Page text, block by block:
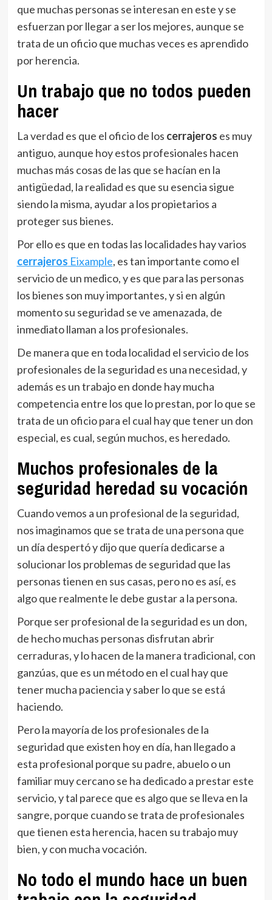
que muchas personas se interesan en este y se
esfuerzan por llegar a ser los mejores, aunque se
trata de un oficio que muchas veces es aprendido
por herencia.
Un trabajo que no todos pueden
hacer
La verdad es que el oficio de los cerrajeros es muy
antiguo, aunque hoy estos profesionales hacen
muchas más cosas de las que se hacían en la
antigüedad, la realidad es que su esencia sigue
siendo la misma, ayudar a los propietarios a
proteger sus bienes.
Por ello es que en todas las localidades hay varios
cerrajeros Eixample, es tan importante como el
servicio de un medico, y es que para las personas
los bienes son muy importantes, y si en algún
momento su seguridad se ve amenazada, de
inmediato llaman a los profesionales.
De manera que en toda localidad el servicio de los
profesionales de la seguridad es una necesidad, y
además es un trabajo en donde hay mucha
competencia entre los que lo prestan, por lo que se
trata de un oficio para el cual hay que tener un don
especial, es cual, según muchos, es heredado.
Muchos profesionales de la
seguridad heredad su vocación
Cuando vemos a un profesional de la seguridad,
nos imaginamos que se trata de una persona que
un día despertó y dijo que quería dedicarse a
solucionar los problemas de seguridad que las
personas tienen en sus casas, pero no es así, es
algo que realmente le debe gustar a la persona.
Porque ser profesional de la seguridad es un don,
de hecho muchas personas disfrutan abrir
cerraduras, y lo hacen de la manera tradicional, con
ganzúas, que es un método en el cual hay que
tener mucha paciencia y saber lo que se está
haciendo.
Pero la mayoría de los profesionales de la
seguridad que existen hoy en día, han llegado a
esta profesional porque su padre, abuelo o un
familiar muy cercano se ha dedicado a prestar este
servicio, y tal parece que es algo que se lleva en la
sangre, porque cuando se trata de profesionales
que tienen esta herencia, hacen su trabajo muy
bien, y con mucha vocación.
No todo el mundo hace un buen